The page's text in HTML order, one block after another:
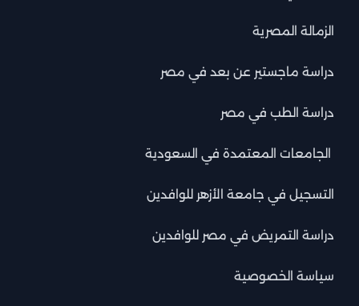
الزمالة المصرية
دراسة ماجستير عن بعد في مصر
دراسة الطب في مصر
الجامعات المعتمدة في السعودية
التسجيل في جامعة الأزهر للوافدين
دراسة التمريض في مصر للوافدين
سياسة الخصوصية